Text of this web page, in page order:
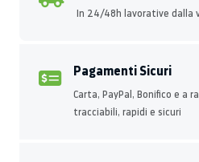
In 24/48h lavorative dalla
Pagamenti Sicuri
Carta, PayPal, Bonifico e a
tracciabili, rapidi e sicuri